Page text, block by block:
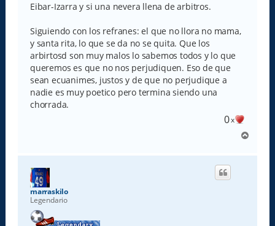
Eibar-Izarra y si una nevera llena de arbitros.
Siguiendo con los refranes: el que no llora no mama,
y santa rita, lo que se da no se quita. Que los
arbirtosd son muy malos lo sabemos todos y lo que
queremos es que no nos perjudiquen. Eso de que
sean ecuanimes, justos y de que no perjudique a
nadie es muy poetico pero termina siendo una
chorrada.
0x
r
marraskilo
Legendario